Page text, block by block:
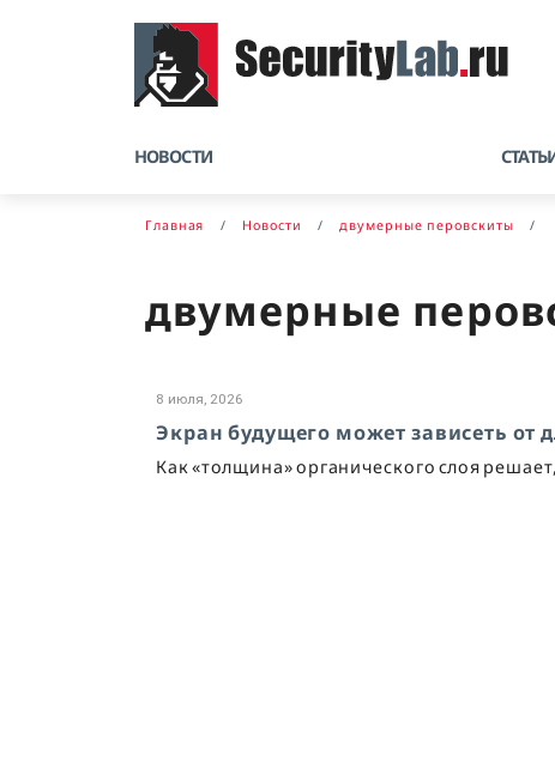
НОВОСТИ
Главная Новости двумерные перовскиты
двумерные
8 июля, 2026
Экран будущего может зависеть от
Как «толщина» органического слоя